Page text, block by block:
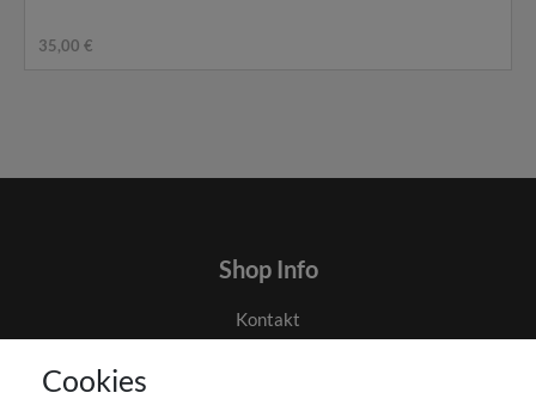
35,00 €
Shop Info
Kontakt
Cookies